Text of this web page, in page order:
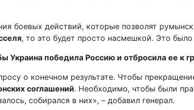
боевых действий, которые позволят
, то это будет просто насмешкой. Это
Украина победила Россию и отбросила ее к
о конечном результате. Чтобы
соглашений. Необходимо, чтобы были
собирался в них», – добавил генерал.